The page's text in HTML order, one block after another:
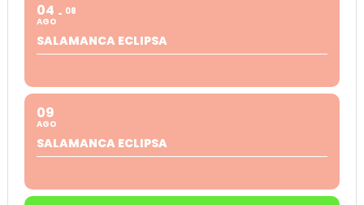
04
AGO
08
SALAMANCA ECLIPSA
09
AGO
SALAMANCA ECLIPSA